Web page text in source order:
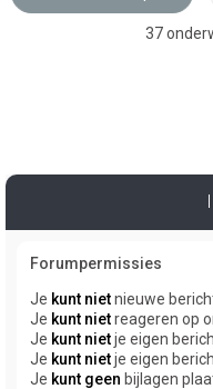
37
Forumpermissies
Je kunt nietnieuwe
Je kunt nietreageren op
Je kunt nietje eigen
Je kunt nietje eigen
Je kunt geen bijlagen